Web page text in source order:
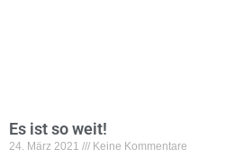
Es ist so weit!
24. März 2021 Keine Kommentare